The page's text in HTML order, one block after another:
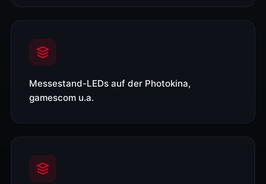
Messestand-LEDs auf der Photokina,
gamescom u.a.